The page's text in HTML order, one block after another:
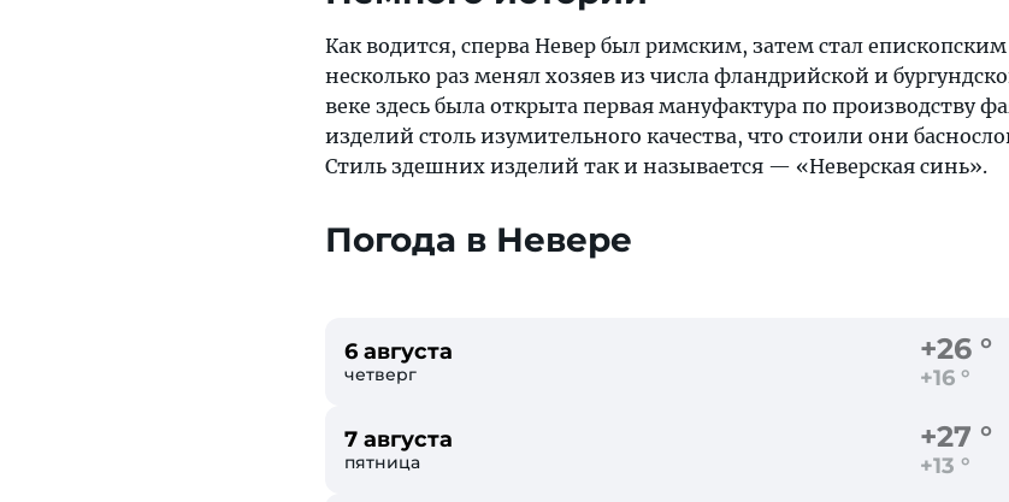
Как водится, сперва Невер был римским, затем стал
несколько раз менял хозяев из числа фландрийской и
веке здесь была открыта первая мануфактура по производству
изделий столь изумительного качества, что стоили они
Стиль здешних изделий так и называется — «Неверская синь».
Погода в Невере
6 августа
четверг
+26 °
+16 °
7 августа
пятница
+27 °
+13 °